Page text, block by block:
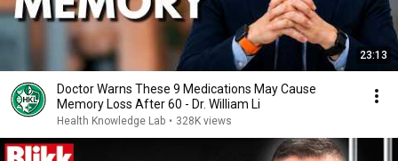
23:13
Doctor Warns These 9 Medications May Cause
Memory Loss After 60 - Dr. William Li
Health Knowledge Lab • 328K views